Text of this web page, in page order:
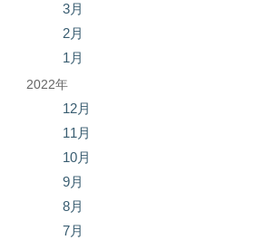
3月
2月
1月
2022年
12月
11月
10月
9月
8月
7月